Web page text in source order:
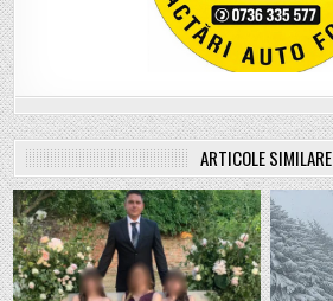
ARTICOLE SIMILARE